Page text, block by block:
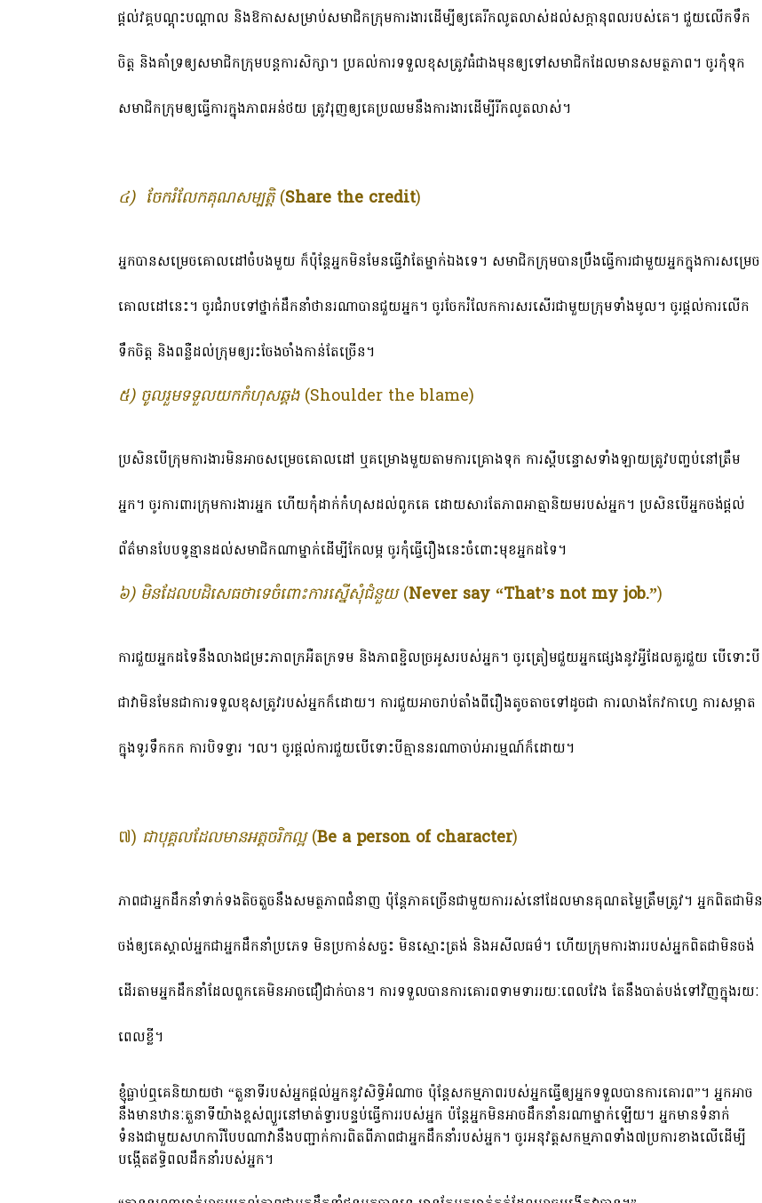
ផ្តល់វគ្គបណ្តុះបណ្តាល និងឱកាសសម្រាប់សមាជិកក្រុមការងារដើម្បីឲ្យគេរីកលូតលាស់ដល់សក្តានុពលរបស់គេ។ ជួយលើកទឹក
ចិត្ត និងគាំទ្រឲ្យសមាជិកក្រុមបន្តការសិក្សា។ ប្រគល់ការទទួលខុសត្រូវធំជាងមុនឲ្យទៅសមាជិកដែលមានសមត្ថភាព។ ចូរកុំទុក
សមាជិកក្រុមឲ្យធ្វើការក្នុងភាពអន់ថយ ត្រូវរុញឲ្យគេប្រឈមនឹងការងារដើម្បីរីកលូតលាស់។
៤) ចែករំលែកគុណសម្បត្តិ (Share the credit)
អ្នកបានសម្រេចគោលដៅចំបងមួយ ក៏ប៉ុន្តែអ្នកមិនមែនធ្វើវាតែម្នាក់ឯងទេ។ សមាជិកក្រុមបានប្រឹងធ្វើការជាមួយអ្នកក្នុងការសម្រេច
គោលដៅនេះ។ ចូរជំរាបទៅថ្នាក់ដឹកនាំថានរណាបានជួយអ្នក។ ចូរចែករំលែកការសរសើរជាមួយក្រុមទាំងមូល។ ចូរផ្តល់ការលើក
ទឹកចិត្ត និងពន្លឺដល់ក្រុមឲ្យរះចែងចាំងកាន់តែច្រើន។
៥) ចូលរួមទទួលយកកំហុសឆ្គង (Shoulder the blame)
ប្រសិនបើក្រុមការងារមិនអាចសម្រេចគោលដៅ ឬគម្រោងមួយតាមការគ្រោងទុក ការស្តីបន្ទោសទាំងឡាយត្រូវបញ្ចប់នៅត្រឹម
អ្នក។ ចូរការពារក្រុមការងារអ្នក ហើយកុំដាក់កំហុសដល់ពូកគេ ដោយសារតែភាពអាត្មានិយមរបស់អ្នក។ ប្រសិនបើអ្នកចង់ផ្តល់
ព័ត៌មានបែបទូន្មានដល់សមាជិកណាម្នាក់ដើម្បីកែលម្អ ចូរកុំធ្វើរឿងនេះចំពោះមុខអ្នកដទៃ។
៦) មិនដែលបដិសេធថាទេចំពោះការស្នើសុំជំនួយ(Never say “That’s not my job.”)
ការជួយអ្នកដទៃនឹងលាងជម្រះភាពក្រអឺតក្រទម និងភាពខ្ជិលច្រអូសរបស់អ្នក។ ចូរត្រៀមជួយអ្នកផ្សេងនូវអ្វីដែលគួរជួយ បើទោះបី
ជាវាមិនមែនជាការទទួលខុសត្រូវរបស់អ្នកក៏ដោយ។ ការជួយអាចរាប់តាំងពីរឿងតូចតាចទៅដូចជា ការលាងកែវកាហ្វេ ការសម្អាត
ក្នុងទូរទឹកកក ការបិទទ្វារ ។ល។ ចូរផ្តល់ការជួយបើទោះបីគ្មាននរណាចាប់អារម្មណ៍ក៏ដោយ។
៧) ជាបុគ្គលដែលមានអត្តចរិកល្អ (Be a person of character)
ភាពជាអ្នកដឹកនាំទាក់ទងតិចតួចនឹងសមត្ថភាពជំនាញ ប៉ុន្តែភាគច្រើនជាមួយការរស់នៅដែលមានគុណតម្លៃត្រឹមត្រូវ។ អ្នកពិតជាមិន
ចង់ឲ្យគេស្គាល់អ្នកជាអ្នកដឹកនាំប្រភេទ មិនប្រកាន់សច្ចះ មិនស្មោះត្រង់ និងអសីលធម៌។ ហើយក្រុមការងាររបស់អ្នកពិតជាមិនចង់
ដើរតាមអ្នកដឹកនាំដែលពួកគេមិនអាចជឿជាក់បាន។ ការទទួលបានការគោរពទាមទាររយៈពេលវែង តែនឹងបាត់បង់ទៅវិញក្នុងរយៈ
ពេលខ្លី។
ខ្ញុំធ្លាប់ឮគេនិយាយថា “តួនាទីរបស់អ្នកផ្តល់អ្នកនូវសិទ្ធិអំណាច ប៉ុន្តែសកម្មភាពរបស់អ្នកធ្វើឲ្យអ្នកទទួលបានការគោរព”។ អ្នកអាច
នឹងមានឋានៈតួនាទីយ៉ាងខ្ពស់ព្យួរនៅមាត់ទ្វារបន្ទប់ធ្វើការរបស់អ្នក ប៉ន្តែអ្នកមិនអាចដឹកនាំនរណាម្នាក់ឡើយ។ អ្នកមានទំនាក់
ទំនងជាមួយសហការីបែបណាវានឹងបញ្ជាក់ការពិតពីភាពជាអ្នកដឹកនាំរបស់អ្នក។ ចូរអនុវត្តសកម្មភាពទាំង៧ប្រការខាងលើដើម្បី
បង្កើតឥទ្ធិពលដឹកនាំរបស់អ្នក។